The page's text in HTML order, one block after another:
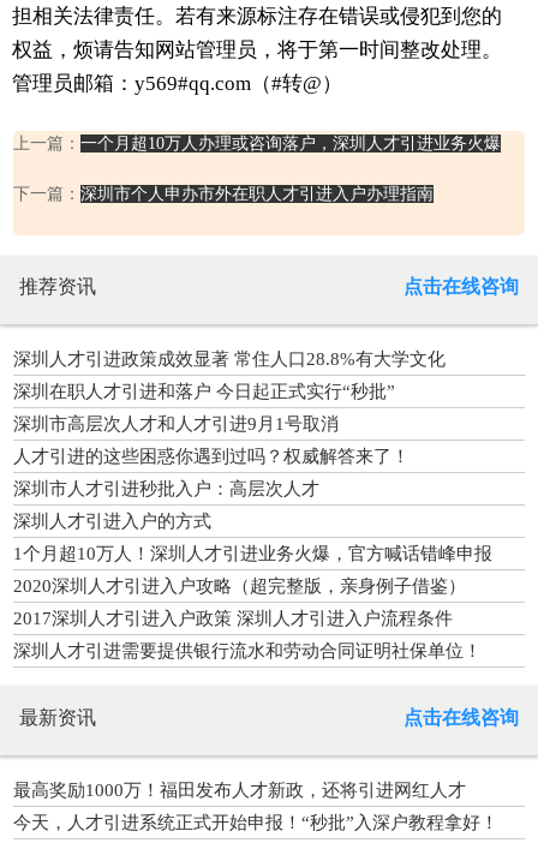
担相关法律责任。若有来源标注存在错误或侵犯到您的
权益，烦请告知网站管理员，将于第一时间整改处理。
管理员邮箱：y569#qq.com（#转@）
上一篇： 一个月超10万人办理或咨询落户，深圳人才引进业务火爆
下一篇： 深圳市个人申办市外在职人才引进入户办理指南
推荐资讯 点击在线咨询
深圳人才引进政策成效显著 常住人口28.8%有大学文化
深圳在职人才引进和落户 今日起正式实行“秒批”
深圳市高层次人才和人才引进9月1号取消
人才引进的这些困惑你遇到过吗？权威解答来了！
深圳市人才引进秒批入户：高层次人才
深圳人才引进入户的方式
1个月超10万人！深圳人才引进业务火爆，官方喊话错峰申报
2020深圳人才引进入户攻略（超完整版，亲身例子借鉴）
2017深圳人才引进入户政策 深圳人才引进入户流程条件
深圳人才引进需要提供银行流水和劳动合同证明社保单位！
最新资讯 点击在线咨询
最高奖励1000万！福田发布人才新政，还将引进网红人才
今天，人才引进系统正式开始申报！“秒批”入深户教程拿好！